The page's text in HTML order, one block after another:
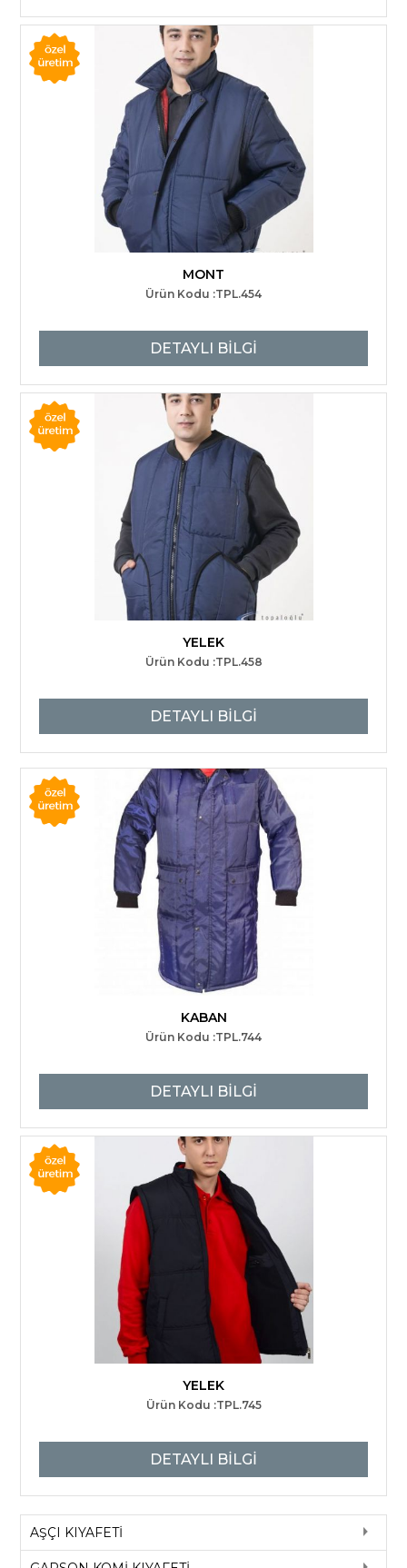
MONT
Ürün Kodu :TPL.454
DETAYLI BİLGİ
YELEK
Ürün Kodu :TPL.458
DETAYLI BİLGİ
KABAN
Ürün Kodu :TPL.744
DETAYLI BİLGİ
YELEK
Ürün Kodu :TPL.745
DETAYLI BİLGİ
AŞÇI KIYAFETİ